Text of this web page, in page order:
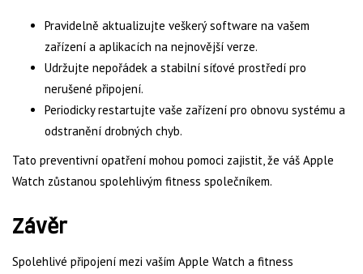
Pravidelně aktualizujte veškerý software na vašem
zařízení a aplikacích na nejnovější verze.
Udržujte nepořádek a stabilní síťové prostředí pro
nerušené připojení.
Periodicky restartujte vaše zařízení pro obnovu systému a
odstranění drobných chyb.
Tato preventivní opatření mohou pomoci zajistit, že váš Apple
Watch zůstanou spolehlivým fitness společníkem.
Závěr
Spolehlivé připojení mezi vaším Apple Watch a fitness